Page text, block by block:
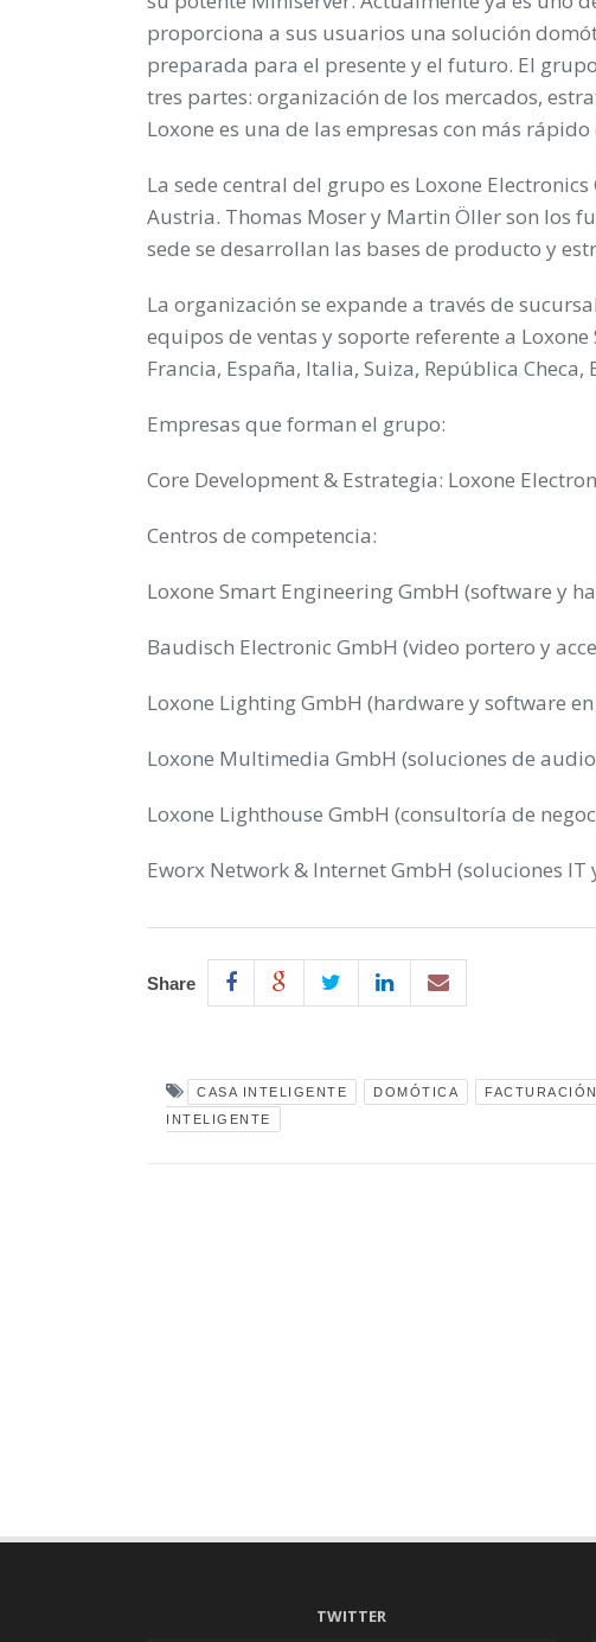
proporciona a sus usuarios una solución
preparada para el presente y el futuro. El
tres partes: organización de los mercados,
Loxone es una de las empresas con más
La sede central del grupo es Loxone
Austria. Thomas Moser y Martin Öller son los
sede se desarrollan las bases de producto y
La organización se expande a través de
equipos de ventas y soporte referente a
Francia, España, Italia, Suiza, República Checa,
Empresas que forman el grupo:
Core Development & Estrategia: Loxone
Centros de competencia:
Loxone Smart Engineering GmbH (software y
Baudisch Electronic GmbH (video portero y
Loxone Lighting GmbH (hardware y software
Loxone Multimedia GmbH (soluciones de
Loxone Lighthouse GmbH (consultoría de
Eworx Network & Internet GmbH (soluciones
Share
CASA INTELIGENTE DOMÓTICA FACTURACIÓN
INTELIGENTE
TWITTER